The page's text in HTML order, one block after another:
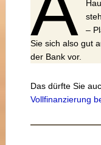
–
Sie sich also gut
der Bank vor.
Das dürfte Sie
Vollfinanzierung